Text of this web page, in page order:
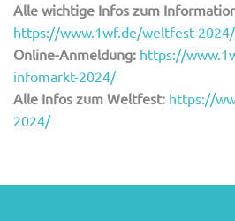
Alle wichtige Infos zum
https://www.1wf.de/weltfest-
Online-Anmeldung: https://
infomarkt-2024/
Alle Infos zum Weltfest: https://
2024/